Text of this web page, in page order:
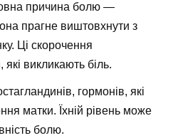
причина болю —
прагне виштовхнути з
Ці скорочення
викликають біль.
гормонів, які
матки. Їхній рівень може
болю.